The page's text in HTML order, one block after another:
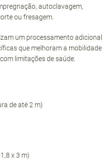
autoclavagem,
ou fresagem.
um processamento adicional
que melhoram a mobilidade
limitações de saúde.
de até 2 m)
x 3 m)